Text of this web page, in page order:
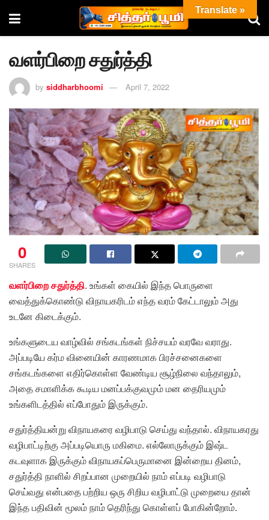
வளர்பிறை சதுர்த்தி
by siddharbhoomi April 7, 2022
0
SHARES
வளர்பிறை சதுர்த்தி. உங்கள் கையில் இந்த பொருளை
வைத்துக்கொண்டு விநாயகரிடம் எந்த வரம் கேட்டாலும் அது
உடனே கிடைக்கும்.
உங்களுடைய வாழ்வில் சங்கடங்கள் நிச்சயம் வரவே வராது.
அப்படியே கர்ம வினையின் காரணமாக பிரச்சனைகளை
சங்கடங்களை எதிர்கொள்ள வேண்டிய சூழ்நிலை வந்தாலும்,
அதை சமாளிக்க கூடிய மனப்பக்குவமும் மன தைரியமும்
உங்களிடத்தில் எப்போதும் இருக்கும்.
சதுர்த்தியன்று விநாயகரை வழிபாடு செய்து வந்தால்‌. விநாயகரது
வழிபாட்டிற்கு அப்படியொரு மகிமை. எல்லோருக்கும் இஷ்ட
கடவுளாக இருக்கும் விநாயகப்பெருமானை இன்றைய தினம்,
சதுர்த்தி நாளில் சிறப்பான முறையில் நாம் எப்படி வழிபாடு
செய்வது என்பதை பற்றிய ஒரு சிறிய வழிபாட்டு முறையை தான்
இந்த பதிவின் மூலம் நாம் தெரிந்து கொள்ளப் போகின்றோம்.
Translate »